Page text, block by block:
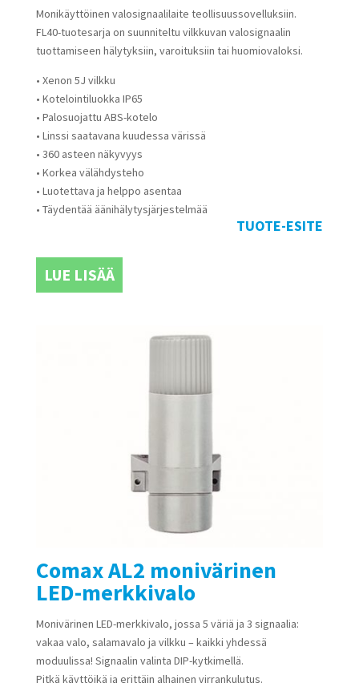
Monikäyttöinen valosignaalilaite teollisuussovelluksiin.
FL40-tuotesarja on suunniteltu vilkkuvan valosignaalin
tuottamiseen hälytyksiin, varoituksiin tai huomiovaloksi.
• Xenon 5J vilkku
• Kotelointiluokka IP65
• Palosuojattu ABS-kotelo
• Linssi saatavana kuudessa värissä
• 360 asteen näkyvyys
• Korkea välähdysteho
• Luotettava ja helppo asentaa
• Täydentää äänihälytysjärjestelmää
TUOTE-ESITE
LUE LISÄÄ
Comax AL2 monivärinen
LED-merkkivalo
Monivärinen LED-merkkivalo, jossa 5 väriä ja 3 signaalia:
vakaa valo, salamavalo ja vilkku – kaikki yhdessä
moduulissa! Signaalin valinta DIP-kytkimellä.
Pitkä käyttöikä ja erittäin alhainen virrankulutus.